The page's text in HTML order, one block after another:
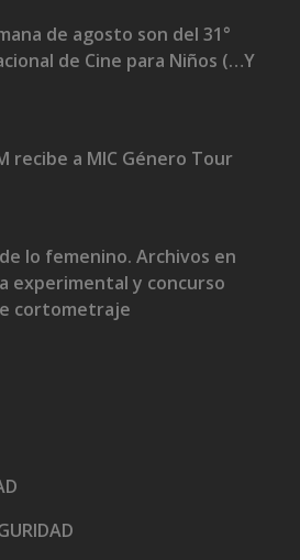
de agosto son del 31°
de Cine para Niños (…Y
recibe a MIC Género Tour
lo femenino. Archivos en
experimental y concurso
cortometraje